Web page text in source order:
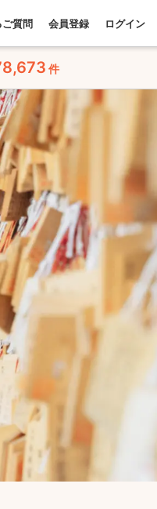
質問 会員登録 ログイン
件